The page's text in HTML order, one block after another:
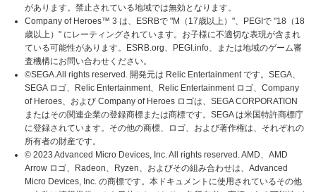
があります。禁止されている地域では無効となります。
Company of Heroes™ 3 は、ESRBで "M（17歳以上）"、PEGIで "18（18
歳以上）" にレーティングされています。お子様に不適切な表現が含まれ
ている可能性があります。ESRB.org、PEGI.info、または地域のゲーム審
査機構にお問い合わせください。
©SEGA.All rights reserved. 開発元は Relic Entertainment です。SEGA、
SEGA ロゴ、Relic Entertainment、Relic Entertainment ロゴ、Company
of Heroes、および Company of Heroes ロゴは、SEGA CORPORATION
またはその関連企業の登録商標または商標です。SEGA は米国特許商標庁
に登録されています。その他の商標、ロゴ、および著作権は、それぞれの
所有者の財産です。
© 2023 Advanced Micro Devices, Inc. All rights reserved. AMD、AMD
Arrow ロゴ、Radeon、Ryzen、およびその組み合わせは、Advanced
Micro Devices, Inc. の商標です。本ドキュメントに使用されているその他